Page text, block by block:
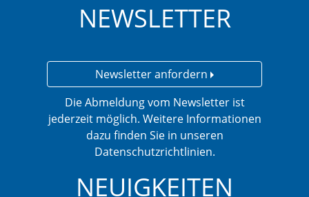
NEWSLETTER
Newsletter anfordern
Die Abmeldung vom Newsletter ist
jederzeit möglich. Weitere Informationen
dazu finden Sie in unseren
Datenschutzrichtlinien.
NEUIGKEITEN